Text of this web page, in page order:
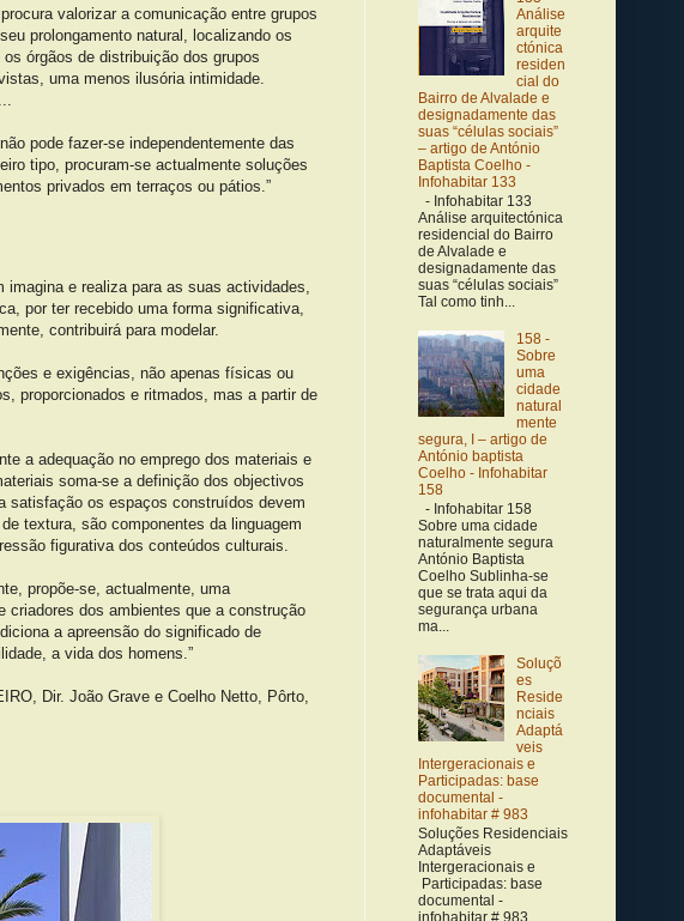
valorizar a comunicação entre grupos
prolongamento natural, localizando os
órgãos de distribuição dos grupos
uma menos ilusória intimidade.
pode fazer-se independentemente das
tipo, procuram-se actualmente soluções
privados em terraços ou pátios.”
e realiza para as suas actividades,
por ter recebido uma forma significativa,
contribuirá para modelar.
e exigências, não apenas físicas ou
proporcionados e ritmados, mas a partir de
a adequação no emprego dos materiais e
soma-se a definição dos objectivos
satisfação os espaços construídos devem
textura, são componentes da linguagem
figurativa dos conteúdos culturais.
propõe-se, actualmente, uma
criadores dos ambientes que a construção
a apreensão do significado de
a vida dos homens.”
Dir. João Grave e Coelho Netto, Pôrto,
Análise
arquite
ctónica
residen
cial do
Bairro de Alvalade e
designadamente das
suas “células sociais”
– artigo de António
Baptista Coelho -
Infohabitar 133
- Infohabitar 133
Análise arquitectónica
residencial do Bairro
de Alvalade e
designadamente das
suas “células sociais”
Tal como tinh...
158 -
Sobre
uma
cidade
natural
mente
segura, I – artigo de
António baptista
Coelho - Infohabitar
158
- Infohabitar 158
Sobre uma cidade
naturalmente segura
António Baptista
Coelho Sublinha-se
que se trata aqui da
segurança urbana
ma...
Soluçõ
es
Reside
nciais
Adaptá
veis
Intergeracionais e
Participadas: base
documental -
infohabitar # 983
Soluções Residenciais
Adaptáveis
Intergeracionais e
Participadas: base
documental -